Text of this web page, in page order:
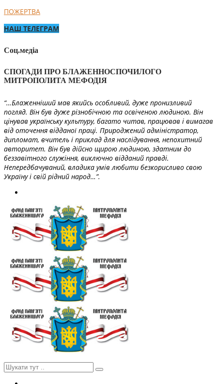
ПОЖЕРТВА
НАШ ТЕЛЕГРАМ
Соц.медіа
СПОГАДИ ПРО БЛАЖЕННОСПОЧИЛОГО
МИТРОПОЛИТА МЕФОДІЯ
“…Блаженніший мав якийсь особливий, дуже пронизливий
погляд. Він був дуже різнобічною та освіченою людиною. Він
цінував українську культуру, багато читав, працював і вимагав
від оточення відданої праці. Природжений адміністратор,
дипломат, вчитель і приклад для наслідування, непохитний
авторитет. Він був дійсно щирою людиною, здатним до
беззавітного служіння, виключно відданий правді.
Непередбачуваний, владика умів любити безкорисливо свою
Україну і свій рідний народ…”.